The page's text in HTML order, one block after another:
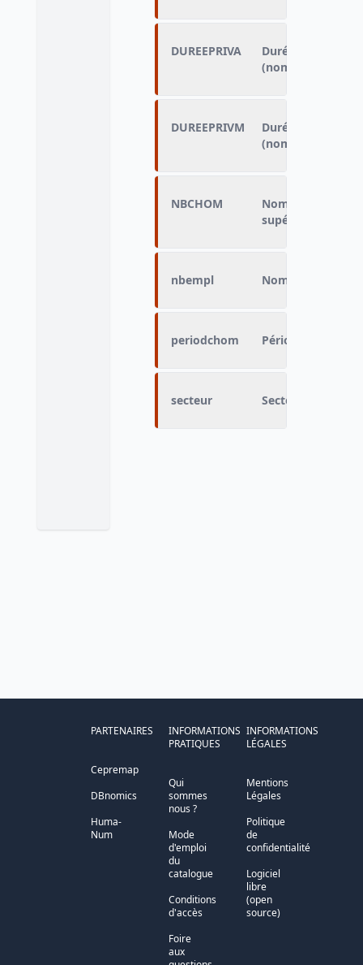
DUREEPRIVA
Durée de travail
(nombre
DUREEPRIVM
Durée de travail
(nombre de mois)
NBCHOM
Nombre de
supérieures à 6
nbempl Nombre
periodchom Périodes de
secteur Secteur du
PARTENAIRES
Cepremap
DBnomics
Huma-
Num
INFORMATIONS
PRATIQUES
Qui
sommes
nous ?
Mode
d'emploi
du
catalogue
Conditions
d'accès
Foire
aux
INFORMATIONS
LÉGALES
Mentions
Légales
Politique
de
confidentialité
Logiciel
libre
(open
source)